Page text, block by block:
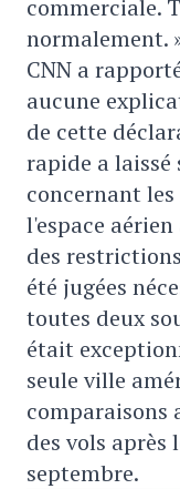
commerciale.
normalement.
CNN a
aucune
de cette
rapide a laissé
concernant
l'espace
des
été jugées
toutes deux
était
seule ville
des vols après
septembre.